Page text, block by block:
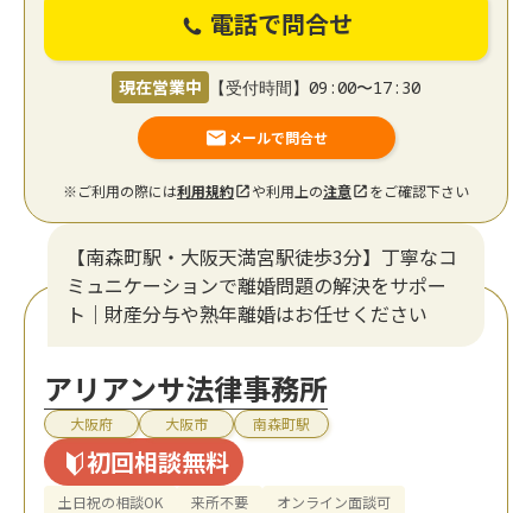
電話で問合せ
現在営業中 【受付時間】09:00〜17:30
メールで問合せ
※ご利用の際には利用規約 や利用上の注意 をご確認下さい
【南森町駅・大阪天満宮駅徒歩3分】丁寧なコ
ミュニケーションで離婚問題の解決をサポー
ト｜財産分与や熟年離婚はお任せください
アリアンサ法律事務所
大阪府 大阪市 南森町駅
初回相談無料
土日祝の相談OK 来所不要
オンライン面談可